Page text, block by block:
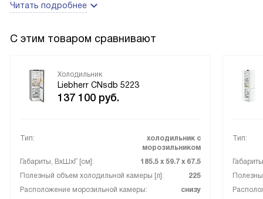
Читать подробнее
С этим товаром сравнивают
Холодильник
Liebherr CNsdb 5223
137 100 руб.
Тип:
холодильник с
морозильником
Габариты, ВxШxГ [см]:
185.5 х 59.7 х 67.5
Полезный объем холодильной камеры [л]:
225
Расположение морозильной камеры:
снизу
Тип: